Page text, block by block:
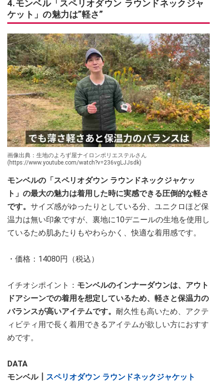
4.モンベル「スペリオダウン ラウンドネックジャ
ケット」の魅力は”軽さ”
画像出典：生地のよろず屋ナイロンポリエステルさん
(https://www.youtube.com/watch?v=236vgLJJsdk)
モンベルの「スペリオダウン ラウンドネックジャケッ
ト」の最大の魅力は着用した時に実感できる圧倒的な軽さ
です。 サイズ感がゆったりとしている分、ユニクロほど保
温力は無い印象ですが、裏地に10デニールの生地を使用し
ているため肌あたりもやわらかく、快適な着用感です。
・価格：14080円（税込）
イチオシポイント： モンベルのインナーダウンは、アウト
ドアシーンでの着用を想定しているため、軽さと保温力の
バランスが高いアイテムです。 耐久性も高いため、アクテ
ィビティ用で長く着用できるアイテムが欲しい方におすす
めです。
DATA
モンベル┃ スペリオダウン ラウンドネックジャケット